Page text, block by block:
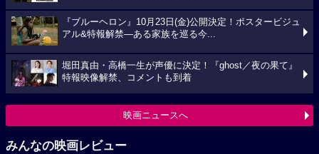
『ブルーヘロン』10月23日(金)公開決定！ポスタービジュ
アル&特報解禁―ある家族を巡る今...
堀田真由・高橋一生が声優に決定！『ghost／夜の果て』
特報映像解禁、コメントも到着
映画ニュースへ
みんなの映画レビュー